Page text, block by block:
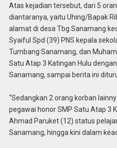
Atas kejadian tersebut, dari 5
diantaranya, yaitu Uhing/Bapak
alamat di desa Tbg Sanamang
Syaiful Spd (39) PNS kepala
Tumbang Sanamang, dan
Satu Atap 3 Katingan Hulu
Sanamang, sampai berita ini
“Sedangkan 2 orang korban
pegawai honor SMP Satu Atap 3
Ahmad Paruket (12) status
Sanamang, hingga kini dalam